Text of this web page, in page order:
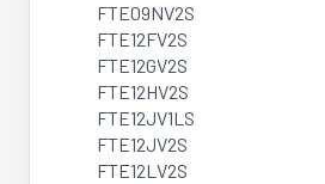
FTE09NV2S
FTE12FV2S
FTE12GV2S
FTE12HV2S
FTE12JV1LS
FTE12JV2S
FTE12LV2S